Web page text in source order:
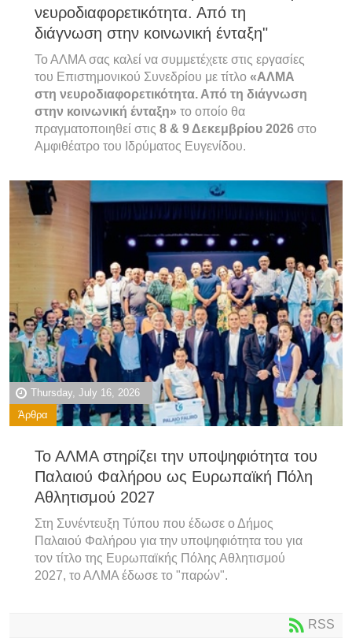
νευροδιαφορετικότητα. Από τη
διάγνωση στην κοινωνική ένταξη"
Το ΑΛΜΑ σας καλεί να συμμετέχετε στις εργασίες
του Επιστημονικού Συνεδρίου με τίτλο «ΑΛΜΑ
στη νευροδιαφορετικότητα. Από τη διάγνωση
στην κοινωνική ένταξη» το οποίο θα
πραγματοποιηθεί στις 8 & 9 Δεκεμβρίου 2026 στο
Αμφιθέατρο του Ιδρύματος Ευγενίδου.
Thursday, July 16, 2026
Άρθρα
Το ΑΛΜΑ στηρίζει την υποψηφιότητα του
Παλαιού Φαλήρου ως Ευρωπαϊκή Πόλη
Αθλητισμού 2027
Στη Συνέντευξη Τύπου που έδωσε ο Δήμος
Παλαιού Φαλήρου για την υποψηφιότητα του για
τον τίτλο της Ευρωπαϊκής Πόλης Αθλητισμού
2027, το ΑΛΜΑ έδωσε το "παρών".
RSS